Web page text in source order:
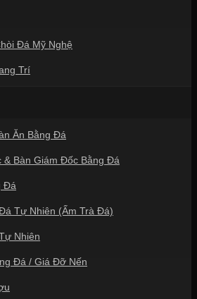
Đá Mỹ Nghệ
Trí
Ăn Bằng Đá
& Bàn Giám Đốc Bằng Đá
Đá
Tự Nhiên (Ấm Trà Đá)
Nhiên
Đá / Giá Đỡ Nến